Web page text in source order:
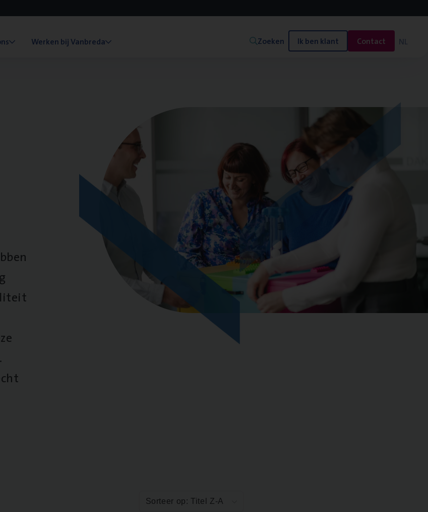
Werken bij Vanbreda Zoeken Ik ben klant Contact NL
Sorteer op: Titel Z-A